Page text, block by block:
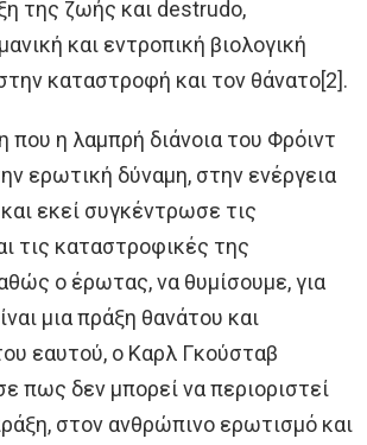
της ζωής και destrudo,
και εντροπική βιολογική
καταστροφή και τον θάνατο[2].
που η λαμπρή διάνοια του Φρόιντ
ερωτική δύναμη, στην ενέργεια
εκεί συγκέντρωσε τις
τις καταστροφικές της
ο έρωτας, να θυμίσουμε, για
μια πράξη θανάτου και
εαυτού, ο Καρλ Γκούσταβ
πως δεν μπορεί να περιοριστεί
στον ανθρώπινο ερωτισμό και